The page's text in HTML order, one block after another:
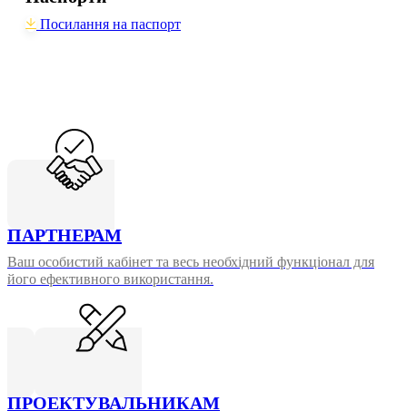
Посилання на паспорт
ПАРТНЕРАМ
Ваш особистий кабінет та весь необхідний функціонал для
його ефективного використання.
ПРОЕКТУВАЛЬНИКАМ